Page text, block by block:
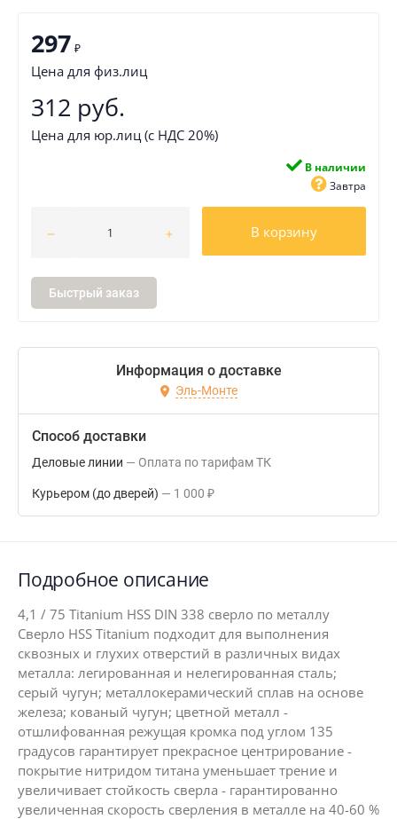
297 ₽
Цена для физ.лиц
312 руб.
Цена для юр.лиц (с НДС 20%)
В наличии
Завтра
В корзину
Быстрый заказ
Информация о доставке
Эль-Монте
Способ доставки
Деловые линии Оплата по тарифам ТК
Курьером (до дверей) 1 000 ₽
Подробное описание
4,1 / 75 Titanium HSS DIN 338 сверло по металлу
Сверло HSS Titanium подходит для выполнения
сквозных и глухих отверстий в различных видах
металла: легированная и нелегированная сталь;
серый чугун; металлокерамический сплав на основе
железа; кованый чугун; цветной металл -
отшлифованная режущая кромка под углом 135
градусов гарантирует прекрасное центрирование -
покрытие нитридом титана уменьшает трение и
увеличивает стойкость сверла - гарантированно
увеличенная скорость сверления в металле на 40-60 %